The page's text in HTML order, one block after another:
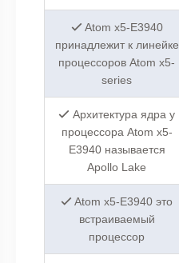
Atom x5-E3940
принадлежит к линейке
процессоров Atom x5-
series
Архитектура ядра у
процессора Atom x5-
E3940 называется
Apollo Lake
Atom x5-E3940 это
встраиваемый
процессор